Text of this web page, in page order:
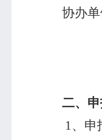
协办
二、
1、申